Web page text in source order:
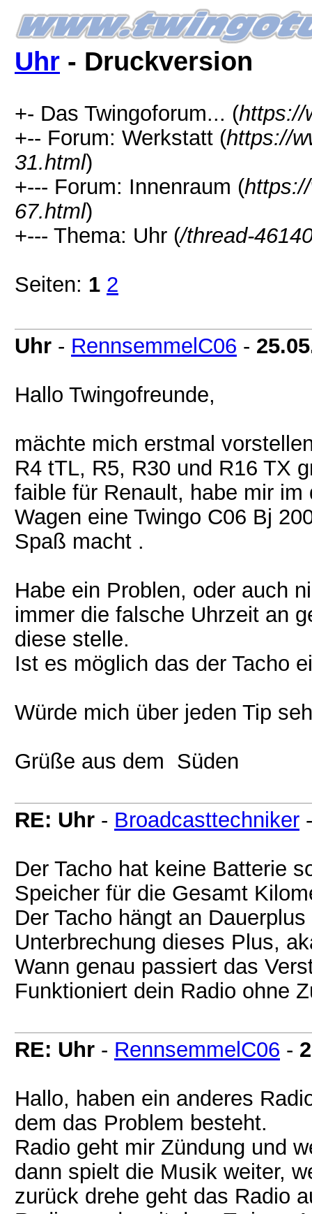
Uhr - Druckversion
+- Das Twingoforum... (https://
+-- Forum: Werkstatt (https://
31.html)
+--- Forum: Innenraum (
67.html)
+--- Thema: Uhr (/thread-
Seiten: 1 2
Uhr - RennsemmelC06 -
Hallo Twingofreunde,
mächte mich erstmal
R4 tTL, R5, R30 und R16 TX
faible für Renault, habe mir
Wagen eine Twingo C06 Bj
Spaß macht .
Habe ein Problen, oder auch
immer die falsche Uhrzeit an
diese stelle.
Ist es möglich das der Tacho
Würde mich über jeden Tip
Grüße aus dem Süden
RE: Uhr - Broadcasttechniker
Der Tacho hat keine Batterie
Speicher für die Gesamt
Der Tacho hängt an
Unterbrechung dieses Plus,
Wann genau passiert das
Funktioniert dein Radio ohne
RE: Uhr - RennsemmelC06 -
Hallo, haben ein anderes
dem das Problem besteht.
Radio geht mir Zündung und
dann spielt die Musik weiter,
zurück drehe geht das Radio